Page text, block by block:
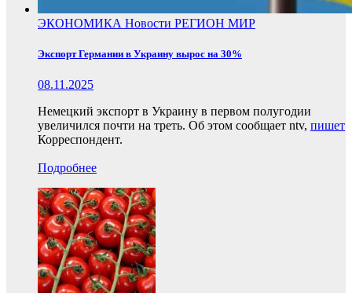
ЭКОНОМИКА Новости РЕГИОН МИР
Экспорт Германии в Украину вырос на 30%
08.11.2025
Немецкий экспорт в Украину в первом полугодии
увеличился почти на треть. Об этом сообщает ntv, пишет
Корреспондент.
Подробнее